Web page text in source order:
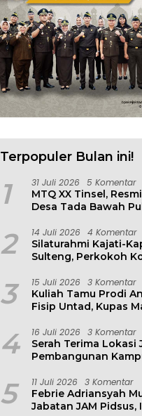
Terpopuler Bulan ini!
1 31 Juli 2026 5 Komentar
MTQ XX Tinsel,
Desa Tada Bawah
2 14 Juli 2026 4 Komentar
Silaturahmi Kajati-
Sulteng, Perkokoh
3 15 Juli 2026 3 Komentar
Kuliah Tamu Prodi
Fisip Untad, Kupas
Lingkungan
4 16 Juli 2026 3 Komentar
Serah Terima Lokasi
Pembangunan
5 11 Juli 2026 3 Komentar
Febrie Adriansyah
Jabatan JAM Pidsus,